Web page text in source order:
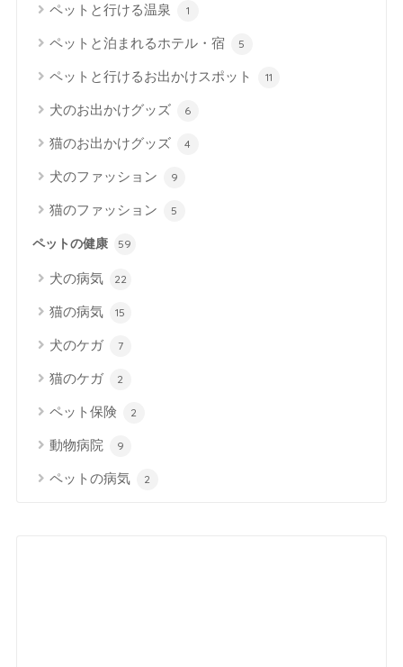
ペットと行ける温泉 1
ペットと泊まれるホテル・宿 5
ペットと行けるお出かけスポット 11
犬のお出かけグッズ 6
猫のお出かけグッズ 4
犬のファッション 9
猫のファッション 5
ペットの健康 59
犬の病気 22
猫の病気 15
犬のケガ 7
猫のケガ 2
ペット保険 2
動物病院 9
ペットの病気 2